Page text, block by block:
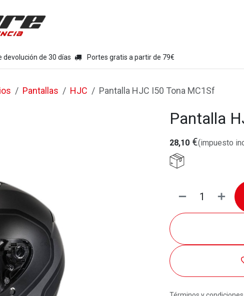
Equipamiento moto
devolución de 30 días Portes gratis a partir de 79€
Pantallas HJC Pantalla HJC I50 Tona MC1Sf
Pantalla
28,10 €(impuesto